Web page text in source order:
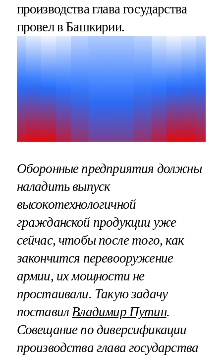
производства глава государства
провел в Башкирии.
Оборонные предприятия должны
наладить выпуск
высокотехнологичной
гражданской продукции уже
сейчас, чтобы после того, как
закончится перевооружение
армии, их мощности не
простаивали. Такую задачу
поставил Владимир Путин.
Совещание по диверсификации
производства глава государства